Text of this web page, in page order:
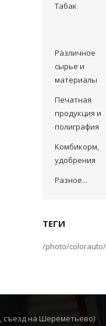
Табак
Различное
сырье и
материалы
Печатная
продукция и
полиграфия
Комбикорм,
удобрения
Разное...
ТЕГИ
/photo/colorauto/
съезд на Шереметьево)